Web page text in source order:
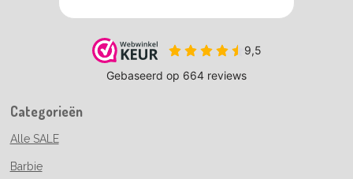
Categorieën
Alle SALE
Barbie